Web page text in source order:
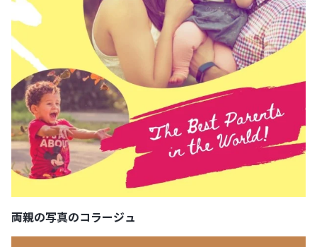
両親の写真のコラージュ